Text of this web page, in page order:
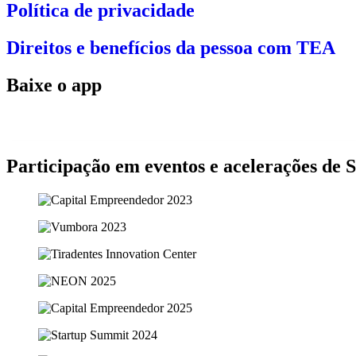
Política de privacidade
Direitos e benefícios da pessoa com TEA
Baixe o app
Participação em eventos e acelerações de